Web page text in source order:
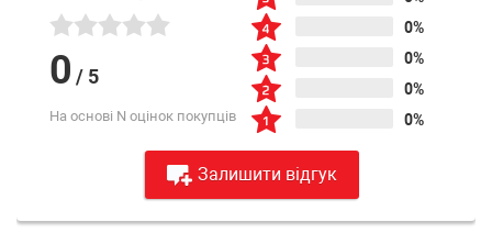
0 / 5
На основі N оцінок покупців
0%
0%
0%
0%
Залишити відгук